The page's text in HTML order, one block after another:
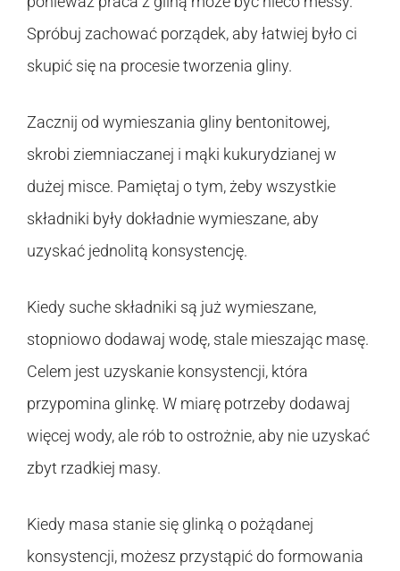
Spróbuj zachować porządek, aby łatwiej było ci
skupić się na procesie tworzenia gliny.
Zacznij od wymieszania gliny bentonitowej,
skrobi ziemniaczanej i mąki kukurydzianej w
dużej misce. Pamiętaj o tym, żeby wszystkie
składniki były dokładnie wymieszane, aby
uzyskać jednolitą konsystencję.
Kiedy suche składniki są już wymieszane,
stopniowo dodawaj wodę, stale mieszając masę.
Celem jest uzyskanie konsystencji, która
przypomina glinkę. W miarę potrzeby dodawaj
więcej wody, ale rób to ostrożnie, aby nie uzyskać
zbyt rzadkiej masy.
Kiedy masa stanie się glinką o pożądanej
konsystencji, możesz przystąpić do formowania